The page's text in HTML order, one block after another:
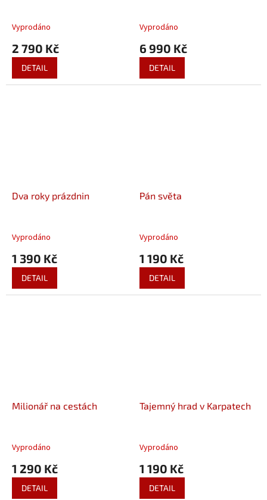
Vyprodáno
2 790 Kč
DETAIL
Vyprodáno
6 990 Kč
DETAIL
Dva roky prázdnin
Vyprodáno
1 390 Kč
DETAIL
Pán světa
Vyprodáno
1 190 Kč
DETAIL
Milionář na cestách
Vyprodáno
1 290 Kč
DETAIL
Tajemný hrad v Karpatech
Vyprodáno
1 190 Kč
DETAIL